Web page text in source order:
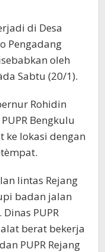
di Desa
Pengadang
oleh
Sabtu (20/1).
Rohidin
Bengkulu
ke lokasi dengan
lintas Rejang
badan jalan
PUPR
berat bekerja
PUPR Rejang